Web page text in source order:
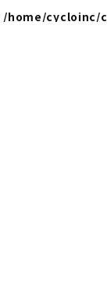
/home/cycloinc/